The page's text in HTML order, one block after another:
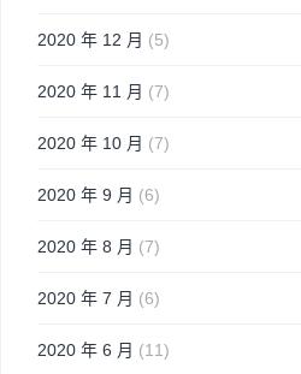
2020 年 12 月 (5)
2020 年 11 月 (7)
2020 年 10 月 (7)
2020 年 9 月 (6)
2020 年 8 月 (7)
2020 年 7 月 (6)
2020 年 6 月 (11)